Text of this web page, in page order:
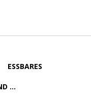
ESSBARES
...